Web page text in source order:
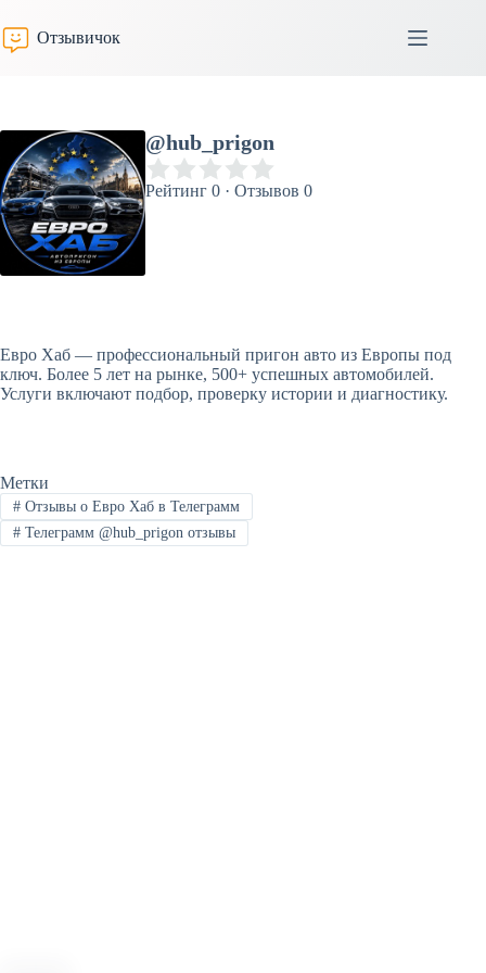
к
сути
Отзывичок
@hub_prigon
Рейтинг 0 · Отзывов 0
Евро Хаб — профессиональный пригон авто из Европы под
ключ. Более 5 лет на рынке, 500+ успешных автомобилей.
Услуги включают подбор, проверку истории и диагностику.
Метки
#Отзывы о Евро Хаб в Телеграмм
#Телеграмм @hub_prigon отзывы